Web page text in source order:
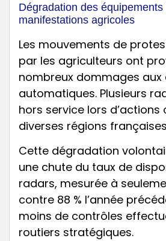
Dégradation des équipements
manifestations agricoles
Les mouvements de
par les agriculteurs ont
nombreux dommages aux
automatiques. Plusieurs
hors service lors d’actions
diverses régions
Cette dégradation
une chute du taux de
radars, mesurée à
contre 88 % l’année
moins de contrôles
routiers stratégiques.